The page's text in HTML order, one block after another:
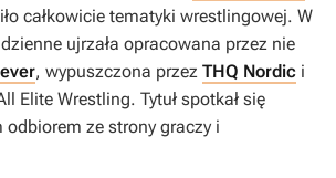
całkowicie tematyki wrestlingowej. W
ujrzała opracowana przez nie
, wypuszczona przez THQ Nordic i
Elite Wrestling. Tytuł spotkał się
odbiorem ze strony graczy i